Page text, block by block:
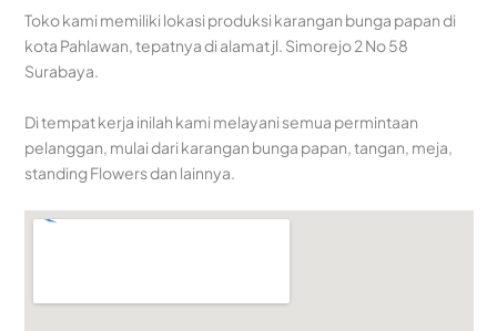
Toko kami memiliki lokasi produksi karangan bunga papan di
kota Pahlawan, tepatnya di alamat jl. Simorejo 2 No 58
Surabaya.
Di tempat kerja inilah kami melayani semua permintaan
pelanggan, mulai dari karangan bunga papan, tangan, meja,
standing Flowers dan lainnya.